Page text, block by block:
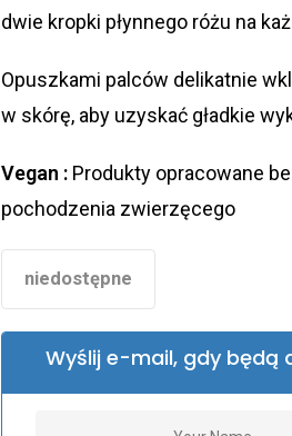
dwie kropki płynnego różu na
Opuszkami palców delikatnie
w skórę, aby uzyskać gładkie
Vegan : Produkty opracowane
pochodzenia zwierzęcego
niedostępne
Wyślij e-mail, gdy będą